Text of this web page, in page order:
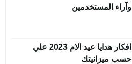
وآراء المستخدمين
افكار هدايا عيد الام 2023 علي
حسب ميزانيتك